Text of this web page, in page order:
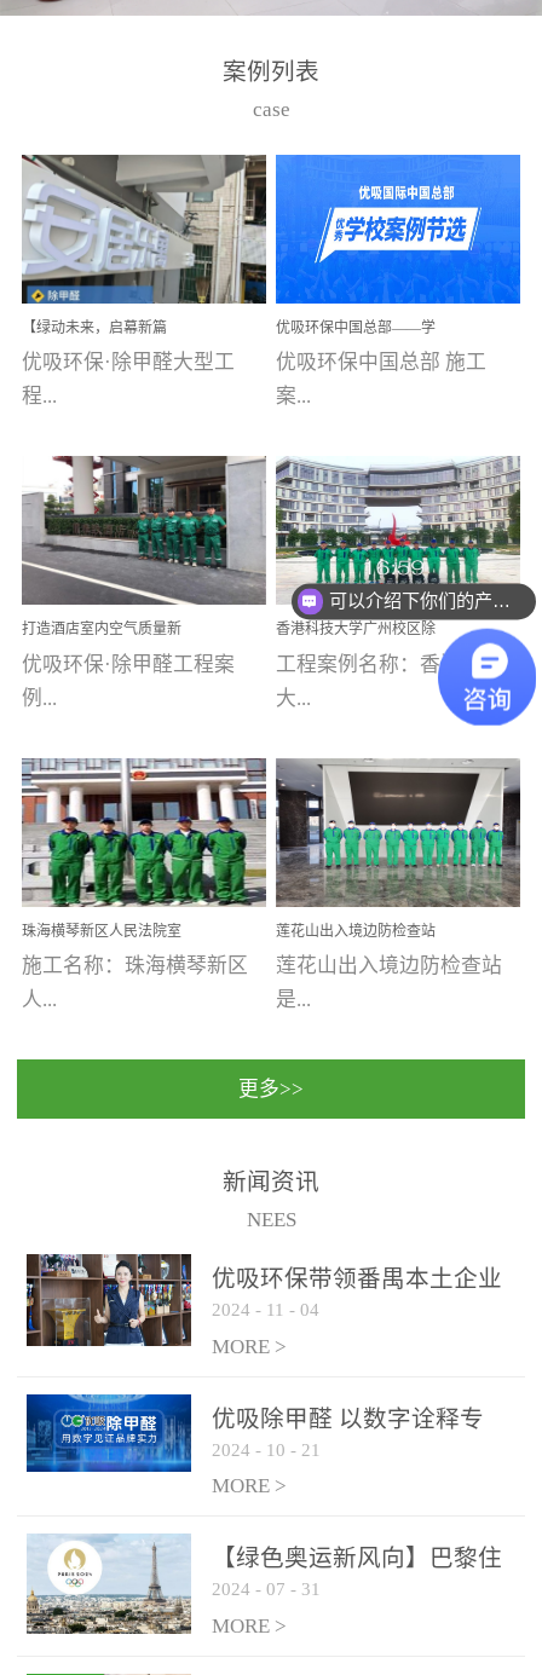
高技能的团队。汇聚了众
取得了多项产品技术专利
和多项国家版权局著作
权，获得高新技术企业称
号。生产优势自主生产自
给自足，优吸公司于2015
在广州番禺区成功建立产
品线生产基地，工厂拥有
自动化生产设备和成熟的
选择源头源材料、严控产
品质量，我们每一批的生
产产品都经过严格的质检
程序；生产车间为优吸总
部和全国分支机构生产光
触媒、净醛王、祛味剂等
优吸系列产品，保质保量
完成生产任务，确保全国
求。资质优势团队优势分
支优势优吸环保是一棵正
茁壮成长的树，只要我们
人人都爱护她、珍惜她、
她将越来越枝繁叶茂，终
将会成为一棵参天大树！
优吸环保截止2020年拥有
全国600家网点分支机构。
案例列表
case
【绿动未来，启幕新篇
章】优吸环保中标深圳安
居乐寓，超大型工装室内
空气治理项目顺利启航，
优吸环保·除甲醛大型工
程...
案例【深圳安居乐寓】室
内空气治理项目深圳安居
乐寓 深圳市安居乐寓
为深圳安居集团旗下城...
优吸环保中国总部——学
校施工案例(节选)
优吸环保中国总部 施工
案...
例(学校工装节选)广州南沙
小学(珠江湾校区)项目地
址：广州市南沙区海滨路
南沙珠江湾江门市蓬江区
禾...
打造酒店室内空气质量新
标杆——优吸环保·标杆之
作：东莞美豪雅致酒店室
内空气治理工程纪实
优吸环保·除甲醛工程案
例...
【东莞美豪雅致酒店】室
内空气治理项目东莞美豪
雅致酒店 东莞美豪雅
致酒店是为中高端人士...
香港科技大学广州校区除
甲醛项目圆满完成
工程案例名称：香港科技
大...
学广州校区室内空气治
理 工程案例地址：广
州南沙区·香港科技大学(广
州)校区 工程案...
珠海横琴新区人民法院室
内除甲醛空气治理项目
施工名称：珠海横琴新区
人...
民法院室内除甲醛空气治
保施工日期：2020年1月珠
莲花山出入境边防检查站
室内除甲醛空气治理项目
莲花山出入境边防检查站
是...
国家通过设在对外开放口
（及各出入境边防检查
更多>>
新闻资讯
NEES
优吸环保带领番禺本​土企业
勇敢破局向“新”
2024 - 11 - 04
MORE >
优吸除甲醛 以数字诠释专
业，尽显除醛品牌实力！
2024 - 10 - 21
MORE >
【绿色奥运新风向】巴黎住
宿风波：优吸环保共建健康
绿色家居
2024 - 07 - 31
MORE >
可以介绍下你们的产品么